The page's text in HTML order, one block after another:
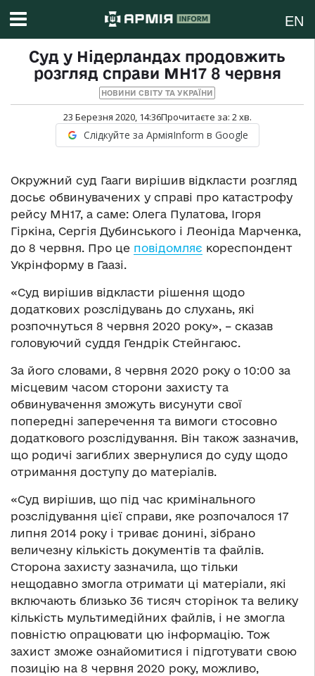
EN
Суд у Нідерландах продовжить
розгляд справи MH17 8 червня
НОВИНИ СВІТУ ТА УКРАЇНИ
23 Березня 2020, 14:36Прочитаєте за: 2хв.
Слідкуйте за АрміяInform в Google
Окружний суд Гааги вирішив відкласти розгляд
досьє обвинувачених у справі про катастрофу
рейсу MH17, а саме: Олега Пулатова, Ігоря
Гіркіна, Сергія Дубинського і Леоніда Марченка,
до 8 червня. Про це повідомляє кореспондент
Укрінформу в Гаазі.
«Суд вирішив відкласти рішення щодо
додаткових розслідувань до слухань, які
розпочнуться 8 червня 2020 року», – сказав
головуючий суддя Гендрік Стейнгаюс.
За його словами, 8 червня 2020 року о 10:00 за
місцевим часом сторони захисту та
обвинувачення зможуть висунути свої
попередні заперечення та вимоги стосовно
додаткового розслідування. Він також зазначив,
що родичі загиблих звернулися до суду щодо
отримання доступу до матеріалів.
«Суд вирішив, що під час кримінального
розслідування цієї справи, яке розпочалося 17
липня 2014 року і триває донині, зібрано
величезну кількість документів та файлів.
Сторона захисту зазначила, що тільки
нещодавно змогла отримати ці матеріали, які
включають близько 36 тисяч сторінок та велику
кількість мультимедійних файлів, і не змогла
повністю опрацювати цю інформацію. Тож
захист зможе ознайомитися і підготувати свою
позицію на 8 червня 2020 року, можливо,